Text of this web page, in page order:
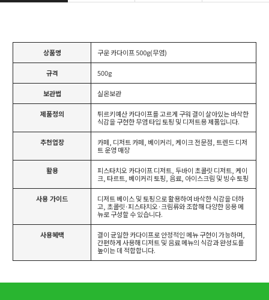
상품명 구운 카다이프 500g(무염)
규격 500g
보관법 실온보관
제품정의
튀르키예산 카다이프를 고르게 구워 결이 살아있는 바삭한
식감을 구현한 무염 타입 토핑 및 디저트용 제품입니다.
추천업장
카페, 디저트 카페, 베이커리, 케이크 전문점, 트렌드 디저
트 운영 매장
활용
피스타치오 카다이프 디저트, 두바이 초콜릿 디저트, 케이
크, 타르트, 베이커리 토핑, 음료, 아이스크림 및 빙수 토핑
사용 가이드
디저트 베이스 및 토핑으로 활용하여 바삭한 식감을 더하
고, 초콜릿·피스타치오·크림류와 조합해 다양한 응용 메
뉴로 구성할 수 있습니다.
사용혜택
결이 균일한 카다이프로 안정적인 메뉴 구현이 가능하며,
간편하게 사용해 디저트 및 음료 메뉴의 식감과 완성도를
높이는 데 적합합니다.